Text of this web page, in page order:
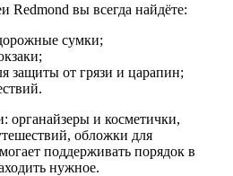
Redmond вы всегда найдёте:
сумки;
защиты от грязи и царапин;
органайзеры и косметички,
обложки для
поддерживать порядок в
нужное.